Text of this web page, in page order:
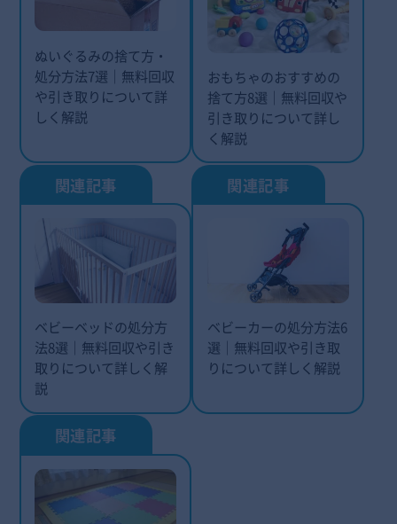
ぬいぐるみの捨て方・
処分方法7選｜無料回収
や引き取りについて詳
しく解説
おもちゃのおすすめの
捨て方8選｜無料回収や
引き取りについて詳し
く解説
ベビーベッドの処分方
法8選｜無料回収や引き
取りについて詳しく解
説
ベビーカーの処分方法6
選｜無料回収や引き取
りについて詳しく解説